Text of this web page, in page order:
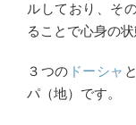
ルしており、そ
ることで心身の
３つの ドーシャ
パ（地）です。